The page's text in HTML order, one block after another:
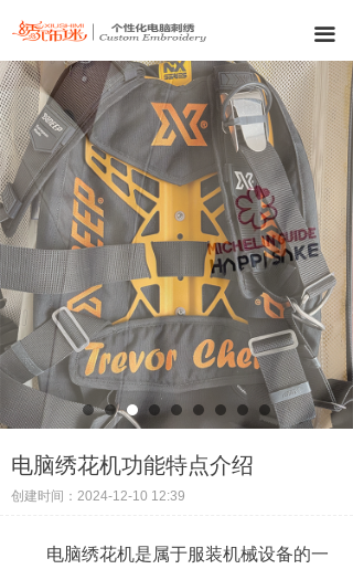
끀
电脑绣花机功能特点介绍
创建时间： 2024-12-10 12:39
电脑绣花机是属于服装机械设备的一